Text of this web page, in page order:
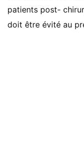
patients post-
doit être évité au